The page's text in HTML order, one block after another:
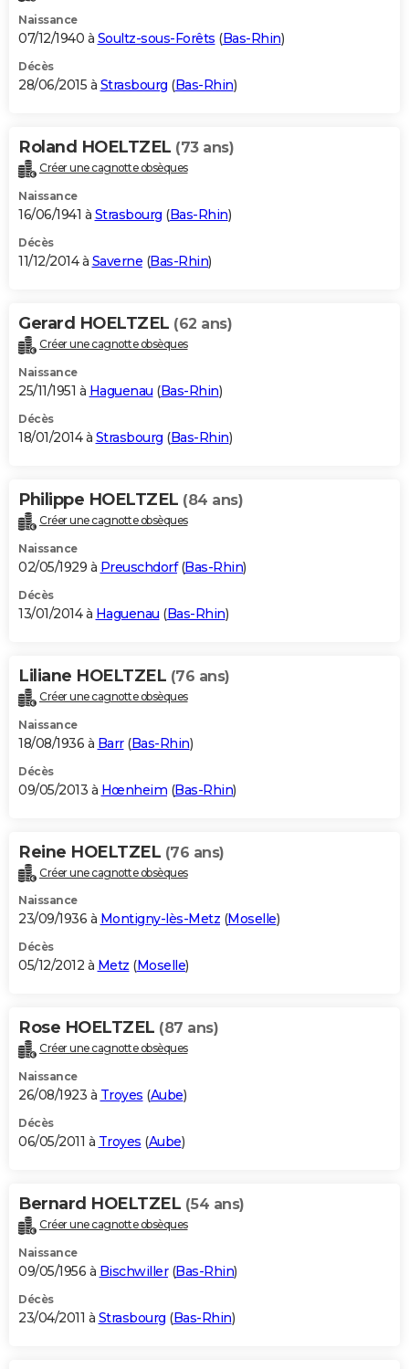
Naissance
07/12/1940 à Soultz-sous-Forêts (Bas-Rhin)
Décès
28/06/2015 à Strasbourg (Bas-Rhin)
Roland HOELTZEL (73 ans)
Créer une cagnotte obsèques
Naissance
16/06/1941 à Strasbourg (Bas-Rhin)
Décès
11/12/2014 à Saverne (Bas-Rhin)
Gerard HOELTZEL (62 ans)
Créer une cagnotte obsèques
Naissance
25/11/1951 à Haguenau (Bas-Rhin)
Décès
18/01/2014 à Strasbourg (Bas-Rhin)
Philippe HOELTZEL (84 ans)
Créer une cagnotte obsèques
Naissance
02/05/1929 à Preuschdorf(Bas-Rhin)
Décès
13/01/2014 à Haguenau (Bas-Rhin)
Liliane HOELTZEL (76 ans)
Créer une cagnotte obsèques
Naissance
18/08/1936 à Barr(Bas-Rhin)
Décès
09/05/2013 à Hœnheim (Bas-Rhin)
Reine HOELTZEL (76 ans)
Créer une cagnotte obsèques
Naissance
23/09/1936 à Montigny-lès-Metz (Moselle)
Décès
05/12/2012 à Metz (Moselle)
Rose HOELTZEL (87 ans)
Créer une cagnotte obsèques
Naissance
26/08/1923 à Troyes (Aube)
Décès
06/05/2011 à Troyes (Aube)
Bernard HOELTZEL (54 ans)
Créer une cagnotte obsèques
Naissance
09/05/1956 à Bischwiller(Bas-Rhin)
Décès
23/04/2011 à Strasbourg (Bas-Rhin)